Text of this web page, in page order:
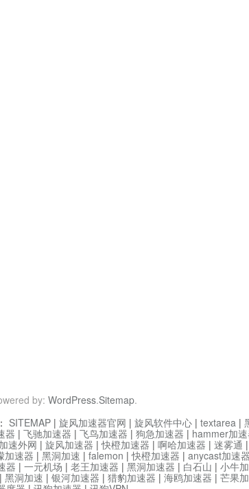
by: WordPress.Sitemap.
SITEMAP | 旋风加速器官网 | 旋风软件中心 | textarea |
器 | 飞驰加速器 | 飞鸟加速器 | 狗急加速器 | hammer加
速外网 | 旋风加速器 |快橙加速器 | 啊哈加速器 | 迷雾通 |
加速器 | 黑洞加速 | falemon |快橙加速器 | anycast加速器
器 | 一元机场 | 老王加速器 | 黑洞加速器 | 白石山 | 小牛
| 黑洞加速 | 银河加速器 | 猎豹加速器 | 海鸥加速器 | 芒果